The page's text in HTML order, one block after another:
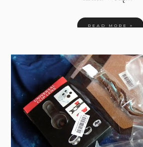
READ MORE »